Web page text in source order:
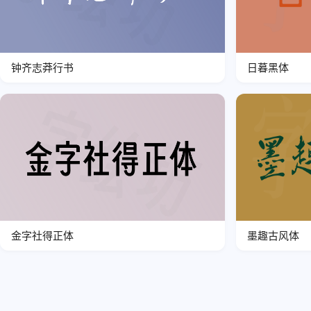
钟齐志莽行书 日暮黑体
金字社得正体 墨趣古风体